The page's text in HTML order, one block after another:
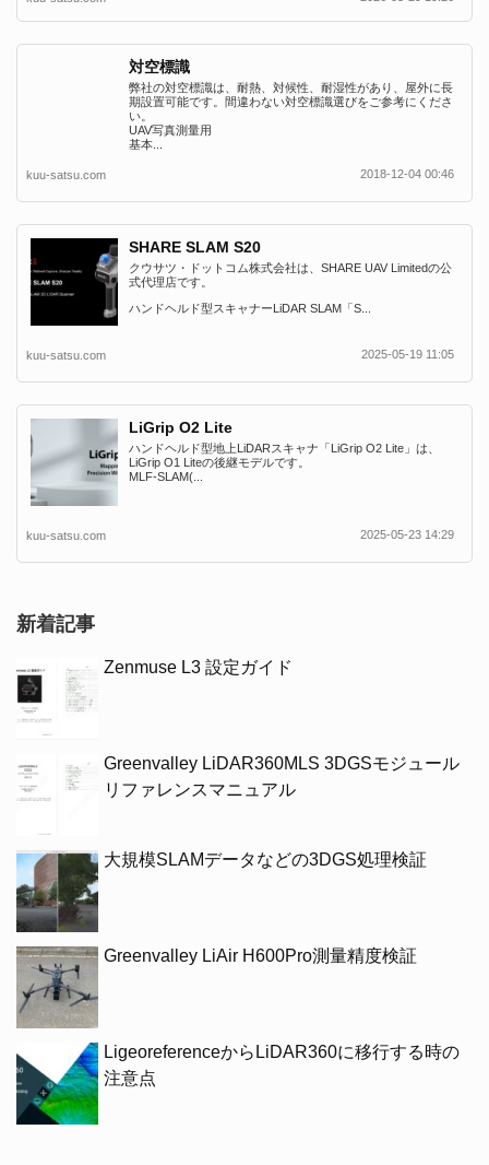
対空標識
弊社の対空標識は、耐熱、対候性、耐湿性があり、屋外に長
期設置可能です。間違わない対空標識選びをご参考にくださ
い。
UAV写真測量用
基本...
kuu-satsu.com 2018-12-04 00:46
SHARE SLAM S20
クウサツ・ドットコム株式会社は、SHARE UAV Limitedの公
式代理店です。
ハンドヘルド型スキャナーLiDAR SLAM「S...
kuu-satsu.com 2025-05-19 11:05
LiGrip O2 Lite
ハンドヘルド型地上LiDARスキャナ「LiGrip O2 Lite」は、
LiGrip O1 Liteの後継モデルです。
MLF-SLAM(...
kuu-satsu.com 2025-05-23 14:29
新着記事
Zenmuse L3 設定ガイド
Greenvalley LiDAR360MLS 3DGSモジュール
リファレンスマニュアル
大規模SLAMデータなどの3DGS処理検証
Greenvalley LiAir H600Pro測量精度検証
LigeoreferenceからLiDAR360に移行する時の
注意点